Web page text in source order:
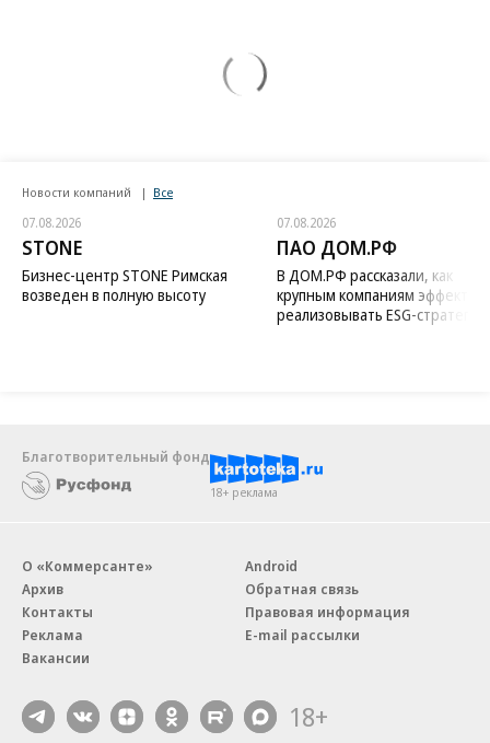
Новости компаний Все
07.08.2026
STONE
Бизнес-центр STONE Римская
возведен в полную высоту
07.08.2026
ПАО ДОМ.РФ
В ДОМ.РФ рассказали, как
крупным компаниям
реализовывать ESG-стратегию
Благотворительный фонд
18+ реклама
О «Коммерсанте»
Архив
Контакты
Реклама
Вакансии
Android
Обратная связь
Правовая информация
E-mail рассылки
18+